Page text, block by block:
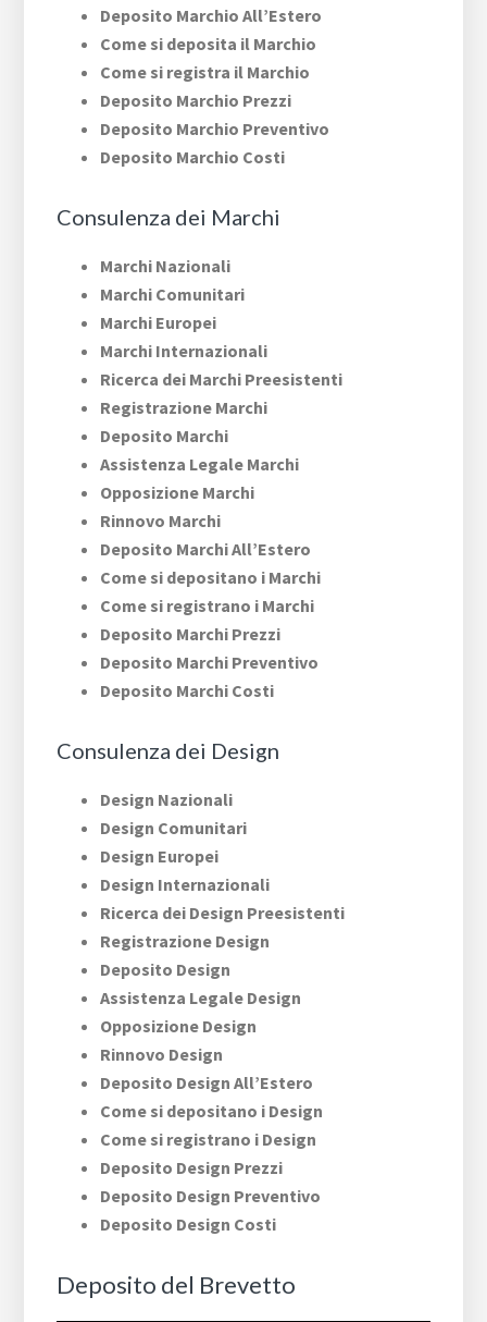
Deposito Marchio All’Estero
Come si deposita il Marchio
Come si registra il Marchio
Deposito Marchio Prezzi
Deposito Marchio Preventivo
Deposito Marchio Costi
Consulenza dei Marchi
Marchi Nazionali
Marchi Comunitari
Marchi Europei
Marchi Internazionali
Ricerca dei Marchi Preesistenti
Registrazione Marchi
Deposito Marchi
Assistenza Legale Marchi
Opposizione Marchi
Rinnovo Marchi
Deposito Marchi All’Estero
Come si depositano i Marchi
Come si registrano i Marchi
Deposito Marchi Prezzi
Deposito Marchi Preventivo
Deposito Marchi Costi
Consulenza dei Design
Design Nazionali
Design Comunitari
Design Europei
Design Internazionali
Ricerca dei Design Preesistenti
Registrazione Design
Deposito Design
Assistenza Legale Design
Opposizione Design
Rinnovo Design
Deposito Design All’Estero
Come si depositano i Design
Come si registrano i Design
Deposito Design Prezzi
Deposito Design Preventivo
Deposito Design Costi
Deposito del Brevetto